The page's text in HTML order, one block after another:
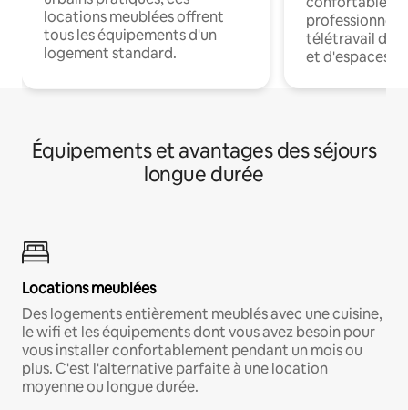
locations meublées offrent
tous les équipements d'un
logement standard.
professionnels
télétravail
et d'espaces
Équipements et avantages des séjours
longue durée
Locations meublées
Des logements entièrement meublés avec une cuisine,
le wifi et les équipements dont vous avez besoin pour
vous installer confortablement pendant un mois ou
plus. C'est l'alternative parfaite à une location
moyenne ou longue durée.